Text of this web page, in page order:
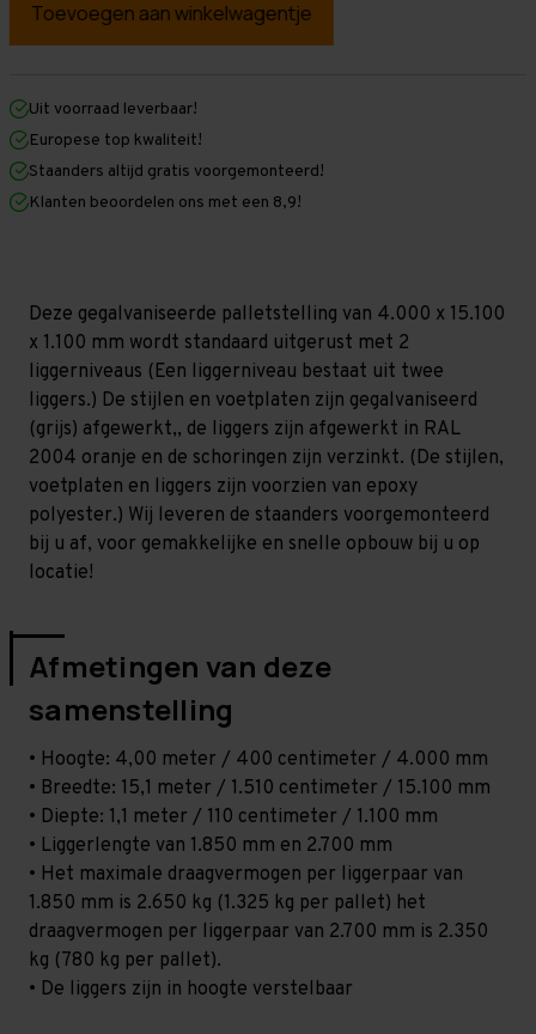
Palletstelling
mm
mm
x
1.100
mm
Galva
Middel
-
T80
Palletstelling
mm
mm
1.100
mm
(HxLXD)
Galva
Middel
-
T80
Uit voorraad leverbaar!
Europese top kwaliteit!
Staanders altijd gratis voorgemonteerd!
Klanten beoordelen ons met een 8,9!
Deze gegalvaniseerde palletstelling van 4.000 x 15.100
x 1.100 mm wordt standaard uitgerust met 2
liggerniveaus (Een liggerniveau bestaat uit twee
liggers.) De stijlen en voetplaten zijn gegalvaniseerd
(grijs) afgewerkt,, de liggers zijn afgewerkt in RAL
2004 oranje en de schoringen zijn verzinkt. (De stijlen,
voetplaten en liggers zijn voorzien van epoxy
polyester.) Wij leveren de staanders voorgemonteerd
bij u af, voor gemakkelijke en snelle opbouw bij u op
locatie!
Afmetingen van deze
samenstelling
• Hoogte: 4,00 meter / 400 centimeter / 4.000 mm
• Breedte: 15,1 meter / 1.510 centimeter / 15.100 mm
• Diepte: 1,1 meter / 110 centimeter / 1.100 mm
• Liggerlengte van 1.850 mm en 2.700 mm
• Het maximale draagvermogen per liggerpaar van
1.850 mm is 2.650 kg (1.325 kg per pallet) het
draagvermogen per liggerpaar van 2.700 mm is 2.350
kg (780 kg per pallet).
• De liggers zijn in hoogte verstelbaar